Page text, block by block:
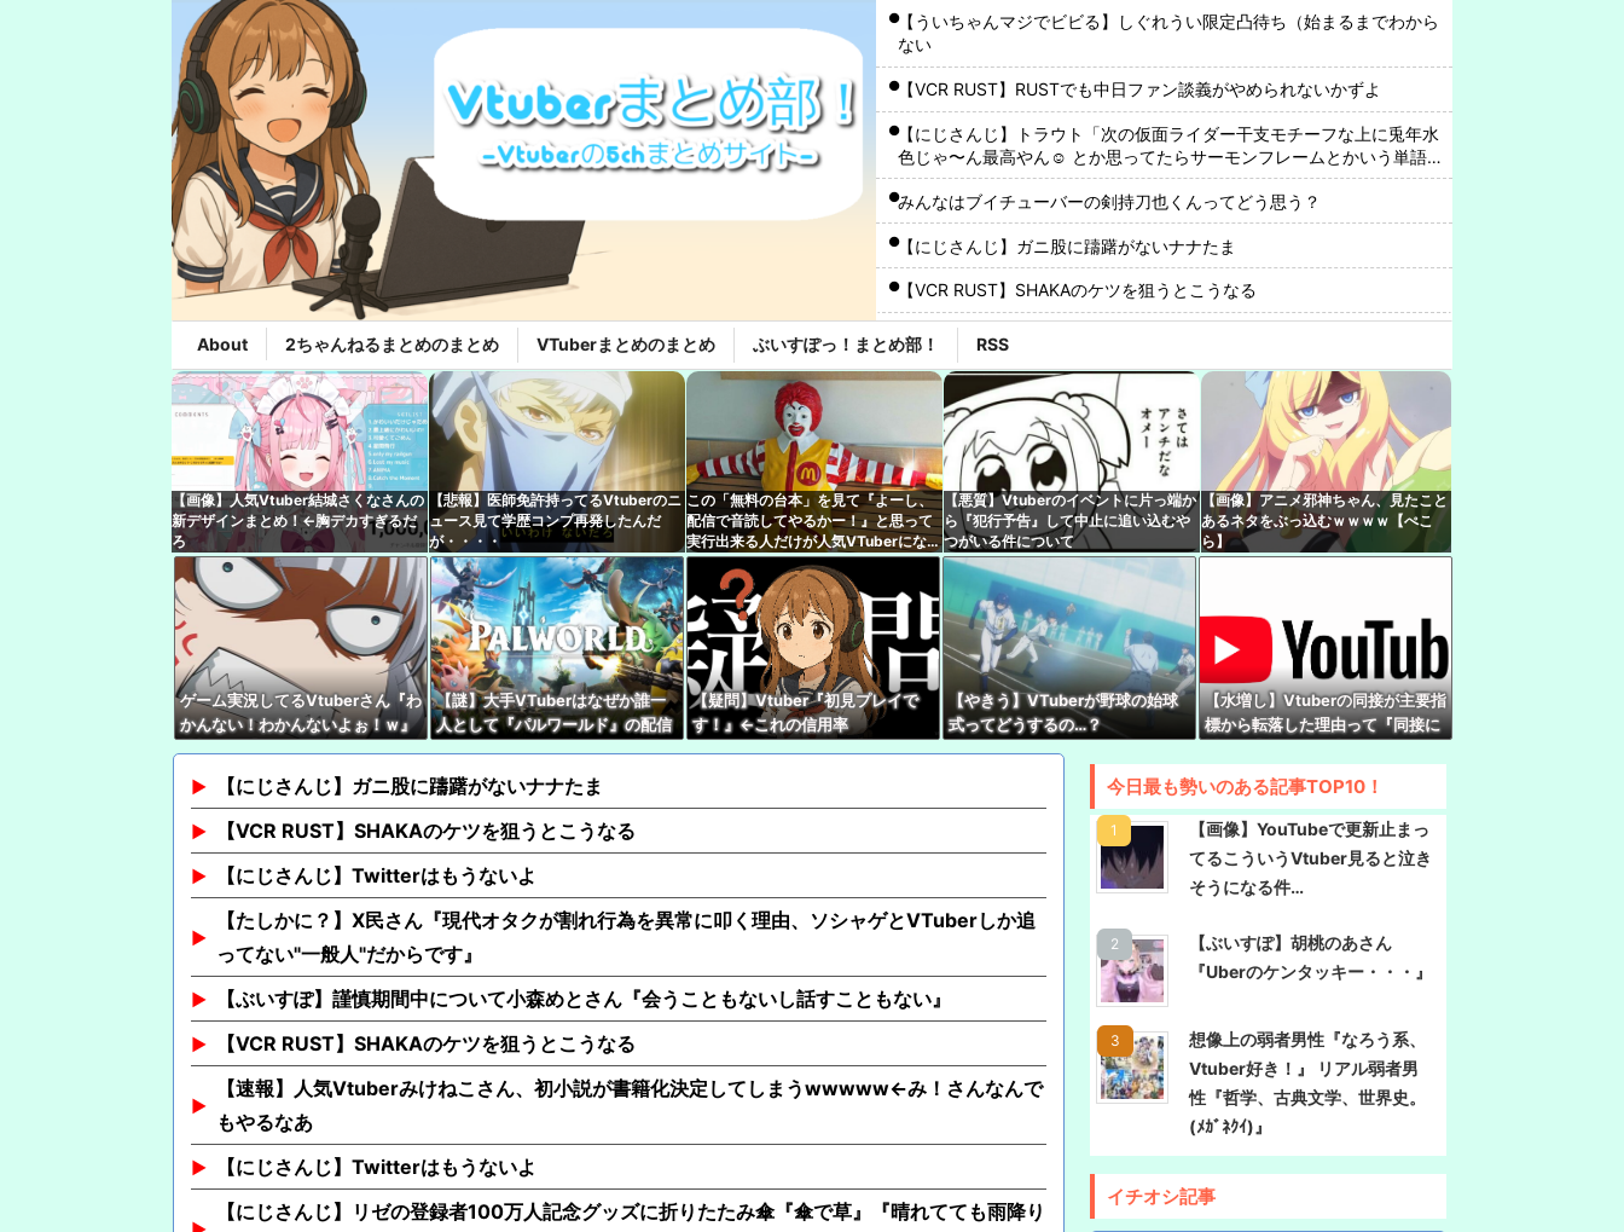
【ういちゃんマジでビビる】しぐれうい限定凸待ち（始まるまでわから
ない
【VCR RUST】RUSTでも中日ファン談義がやめられないかずよ
【にじさんじ】トラウト「次の仮面ライダー干支モチーフな上に兎年水
色じゃ〜ん最高やん☺️ とか思ってたらサーモンフレームとかいう単語が
見えてそれどころじゃなくなった」
みんなはブイチューバーの剣持刀也くんってどう思う？
【にじさんじ】ガニ股に躊躇がないナナたま
【VCR RUST】SHAKAのケツを狙うとこうなる
【ホロライブ】これはこれでちょっと裏来いよに見える
ワイ『VTuberちゃんかわいいなぁ…ん？』 VTuber『（2000年代のアニ
メやバラエティを語り出す）』
【速報】人気Vtuberみけねこさん、初小説が書籍化決定してしまう
wwwww←み！さんなんでもやるなあ
エアコン修理までまだかかるんやがハッカ油で凌ぐしかないのか…？🥵
「キンキンタマタマに塗りたくって扇風機に当たれば冷える」
【ホロライブ】うーん実にラミィ
【たしかに？】X民さん『現代オタクが割れ行為を異常に叩く理由、ソシ
ャゲとVTuberしか追ってない"一般人"だからです』
【ぶいすぽ】謹慎期間中について小森めとさん『会うこともないし話す
こともない』
兵庫県の左派の既得利権を斎藤知事が全面廃止、「県が何をするね
ん？」と存在意義そのものが不明で……
【訃報】ツルマルツヨシが死去 31歳
About 2ちゃんねるまとめのまとめ VTuberまとめのまとめ ぶいすぽっ！まとめ部！ RSS
【画像】人気Vtuber結城さくなさんの
新デザインまとめ！←胸デカすぎるだ
ろ
【悲報】医師免許持ってるVtuberのニ
ュース見て学歴コンプ再発したんだ
が・・・・
この「無料の台本」を見て『よーし、
配信で音読してやるかー！』と思って
実行出来る人だけが人気VTuberになれ
ます
【悪質】Vtuberのイベントに片っ端か
ら『犯行予告』して中止に追い込むや
つがいる件について
【画像】アニメ邪神ちゃん、見たこと
あるネタをぶっ込むｗｗｗｗ【ぺこ
ら】
ゲーム実況してるVtuberさん『わ
かんない！わかんないよぉ！ｗ』
Ｖさん『ネタバレやめてね！』
【謎】大手VTuberはなぜか誰一
人として『パルワールド』の配信
位←これ
【疑問】Vtuber『初見プレイで
す！』←これの信用率
【やきう】VTuberが野球の始球
式ってどうするの…？
【水増し】Vtuberの同接が主要指
標から転落した理由って『同接に
【にじさんじ】ガニ股に躊躇がないナナたま
【VCR RUST】SHAKAのケツを狙うとこうなる
【にじさんじ】Twitterはもうないよ
【たしかに？】X民さん『現代オタクが割れ行為を異常に叩く理由、ソシャゲとVTuberしか追
ってない"一般人"だからです』
【ぶいすぽ】謹慎期間中について小森めとさん『会うこともないし話すこともない』
【VCR RUST】SHAKAのケツを狙うとこうなる
【速報】人気Vtuberみけねこさん、初小説が書籍化決定してしまうwwwww←み！さんなんで
もやるなあ
【にじさんじ】Twitterはもうないよ
【にじさんじ】リゼの登録者100万人記念グッズに折りたたみ傘『傘で草』『晴れてても雨降り
今日最も勢いのある記事TOP10！
【画像】YouTubeで更新止まっ
てるこういうVtuber見ると泣き
そうになる件…
【ぶいすぽ】胡桃のあさん
『Uberのケンタッキー・・・』
想像上の弱者男性『なろう系、
Vtuber好き！』 リアル弱者男
性『哲学、古典文学、世界史。
(ﾒｶﾞﾈｸｲ)』
イチオシ記事